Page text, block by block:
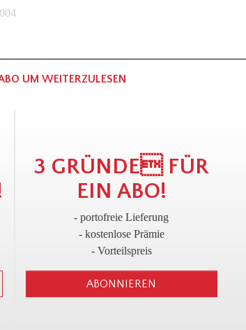
UM WEITERZULESEN
3
3 GRÜNDE FÜR
EIN ABO!
- portofreie Lieferung
- kostenlose Prämie
- Vorteilspreis
ABONNIEREN